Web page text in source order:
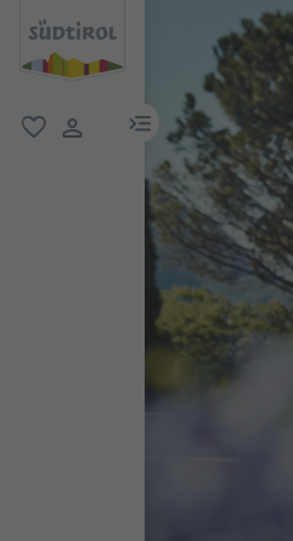
gebruikerslink
menulink